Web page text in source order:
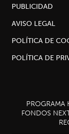
PUBLICIDAD
AVISO LEGAL
POLÍTICA DE
POLÍTICA DE
PROGRAMA
FONDOS